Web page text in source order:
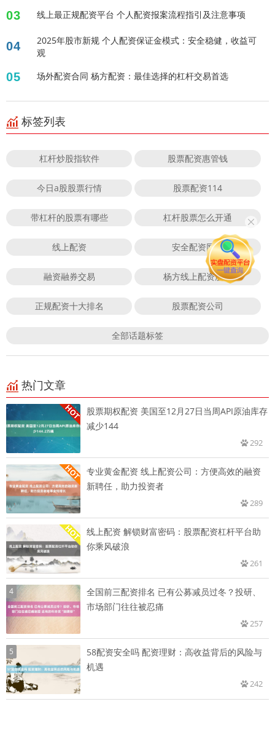
03 线上最正规配资平台 个人配资报案流程指引及注意事项
04
2025年股市新规 个人配资保证金模式：安全稳健，收益可
观
05 场外配资合同 杨方配资：最佳选择的杠杆交易首选
标签列表
杠杆炒股指软件 股票配资惠管钱
今日a股股票行情 股票配资114
带杠杆的股票有哪些 杠杆股票怎么开通
线上配资 安全配资网站
融资融券交易 杨方线上配资股票
正规配资十大排名 股票配资公司
全部话题标签
热门文章
股票期权配资 美国至12月27日当周API原油库存
减少144
292
专业黄金配资 线上配资公司：方便高效的融资
新聘任，助力投资者
289
线上配资 解锁财富密码：股票配资杠杆平台助
你乘风破浪
261
4
全国前三配资排名 已有公募减员过冬？投研、
市场部门往往被忍痛
257
5
58配资安全吗 配资理财：高收益背后的风险与
机遇
242